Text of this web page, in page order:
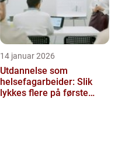
14 januar 2026
Utdannelse som
helsefagarbeider: Slik
lykkes flere på første